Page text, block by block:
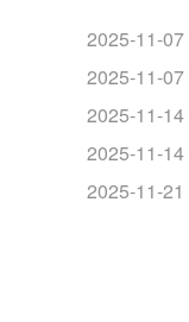
2025-11-07
2025-11-07
2025-11-14
2025-11-14
2025-11-21